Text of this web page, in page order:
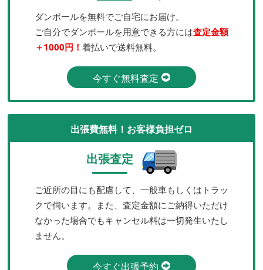
ダンボールを無料でご自宅にお届け。
ご自分でダンボールを用意できる方には査定金額
＋1000円！ 着払いで送料無料。
今すぐ無料査定
出張費無料！お客様負担ゼロ
出張査定
ご近所の目にも配慮して、一般車もしくはトラッ
クで伺います。また、査定金額にご納得いただけ
なかった場合でもキャンセル料は一切発生いたし
ません。
今すぐ出張予約